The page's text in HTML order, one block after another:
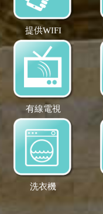
提供WIFI
有線電視
洗衣機